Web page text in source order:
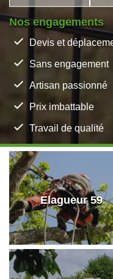
Nos engagements
Devis et
Sans engagement
Artisan passionné
Prix imbattable
Travail de qualité
Elagueur 59